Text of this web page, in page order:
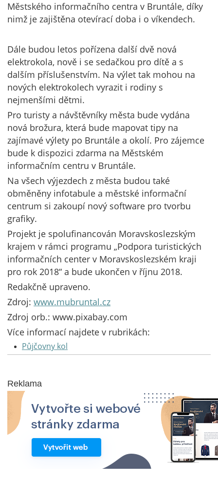
Městského informačního centra v Bruntále, díky
nimž je zajištěna otevírací doba i o víkendech.
Dále budou letos pořízena další dvě nová
elektrokola, nově i se sedačkou pro dítě a s
dalším příslušenstvím. Na výlet tak mohou na
nových elektrokolech vyrazit i rodiny s
nejmenšími dětmi.
Pro turisty a návštěvníky města bude vydána
nová brožura, která bude mapovat tipy na
zajímavé výlety po Bruntále a okolí. Pro zájemce
bude k dispozici zdarma na Městském
informačním centru v Bruntále.
Na všech výjezdech z města budou také
obměněny infotabule a městské informační
centrum si zakoupí nový software pro tvorbu
grafiky.
Projekt je spolufinancován Moravskoslezským
krajem v rámci programu „Podpora turistických
informačních center v Moravskoslezském kraji
pro rok 2018“ a bude ukončen v říjnu 2018.
Redakčně upraveno.
Zdroj: www.mubruntal.cz
Zdroj orb.: www.pixabay.com
Více informací najdete v rubrikách:
Půjčovny kol
Reklama